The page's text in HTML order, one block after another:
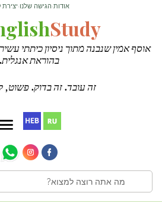
אודות·הגישה שלנו·
Study
אוסף אמין שנבנה מתוך ניסיון כיתתי
בהוראת אנגלית.
זה עובד. זה בדוק. פשוט,